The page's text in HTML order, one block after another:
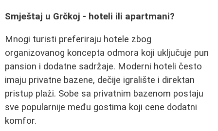
Smještaj u Grčkoj - hoteli ili apartmani?
Mnogi turisti preferiraju hotele zbog
organizovanog koncepta odmora koji uključuje pun
pansion i dodatne sadržaje. Moderni hoteli često
imaju privatne bazene, dečije igralište i direktan
pristup plaži. Sobe sa privatnim bazenom postaju
sve popularnije među gostima koji cene dodatni
komfor.